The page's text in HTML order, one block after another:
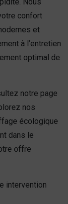
confort
et
à l’entretien
optimal de
notre page
nos
écologique
dans le
offre
intervention